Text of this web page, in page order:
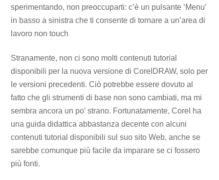
sperimentando, non preoccuparti: c’è un pulsante ‘Menu’
in basso a sinistra che ti consente di tornare a un’area di
lavoro non touch
Stranamente, non ci sono molti contenuti tutorial
disponibili per la nuova versione di CorelDRAW, solo per
le versioni precedenti. Ciò potrebbe essere dovuto al
fatto che gli strumenti di base non sono cambiati, ma mi
sembra ancora un po’ strano. Fortunatamente, Corel ha
una guida didattica abbastanza decente con alcuni
contenuti tutorial disponibili sul suo sito Web, anche se
sarebbe comunque più facile da imparare se ci fossero
più fonti.